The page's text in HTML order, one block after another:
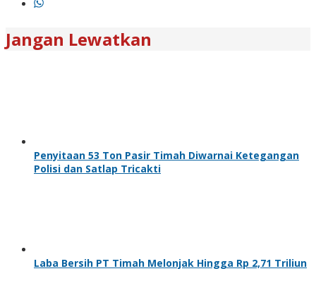
Jangan Lewatkan
Penyitaan 53 Ton Pasir Timah Diwarnai Ketegangan
Polisi dan Satlap Tricakti
Laba Bersih PT Timah Melonjak Hingga Rp 2,71 Triliun